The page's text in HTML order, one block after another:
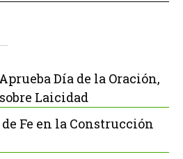
Día de la Oración,
Laicidad
Fe en la Construcción